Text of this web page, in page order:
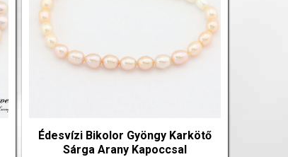
Édesvízi Bikolor Gyöngy Karkötő
Sárga Arany Kapoccsal